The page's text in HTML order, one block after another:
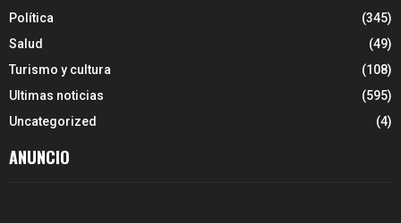
Política
(345)
Salud
(49)
Turismo y cultura
(108)
Ultimas noticias
(595)
Uncategorized
(4)
ANUNCIO